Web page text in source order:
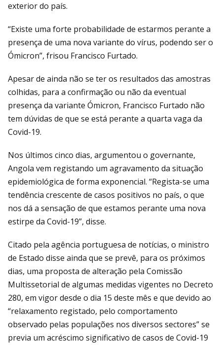
exterior do país.
“Existe uma forte probabilidade de estarmos perante a
presença de uma nova variante do vírus, podendo ser o
Ómicron”, frisou Francisco Furtado.
Apesar de ainda não se ter os resultados das amostras
colhidas, para a confirmação ou não da eventual
presença da variante Ómicron, Francisco Furtado não
tem dúvidas de que se está perante a quarta vaga da
Covid-19.
Nos últimos cinco dias, argumentou o governante,
Angola vem registando um agravamento da situação
epidemiológica de forma exponencial. “Regista-se uma
tendência crescente de casos positivos no país, o que
nos dá a sensação de que estamos perante uma nova
estirpe da Covid-19”, disse.
Citado pela agência portuguesa de notícias, o ministro
de Estado disse ainda que se prevê, para os próximos
dias, uma proposta de alteração pela Comissão
Multissetorial de algumas medidas vigentes no Decreto
280, em vigor desde o dia 15 deste mês e que devido ao
“relaxamento registado, pelo comportamento
observado pelas populações nos diversos sectores” se
previa um acréscimo significativo de casos de Covid-19